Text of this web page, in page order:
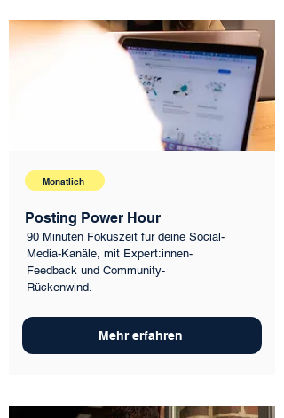
Monatlich
Posting Power Hour
90 Minuten Fokuszeit für deine Social-
Media-Kanäle, mit Expert:innen-
Feedback und Community-
Rückenwind.
Mehr erfahren